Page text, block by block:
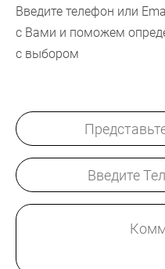
Введите телефон или
с Вами и поможем
с выбором